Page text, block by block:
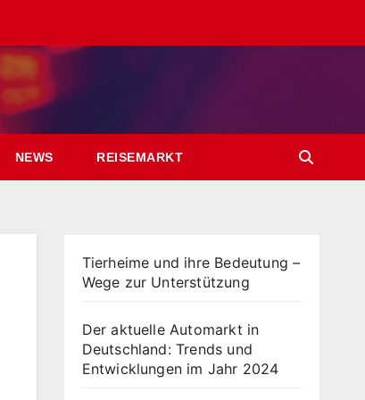
NEWS REISEMARKT
Tierheime und ihre Bedeutung –
Wege zur Unterstützung
Der aktuelle Automarkt in
Deutschland: Trends und
Entwicklungen im Jahr 2024